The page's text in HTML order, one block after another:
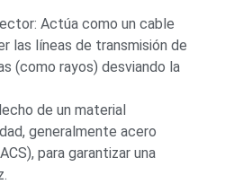
Actúa como un cable
las líneas de transmisión de
(como rayos) desviando la
de un material
generalmente acero
para garantizar una